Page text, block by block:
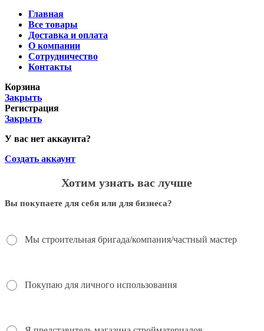
Главная
Все товары
Доставка и оплата
О компании
Сотрудничество
Контакты
Корзина
Закрыть
Регистрация
Закрыть
У вас нет аккаунта?
Создать аккаунт
Хотим узнать вас лучше
Вы покупаете для себя или для бизнеса?
Мы строительная бригада/компания/частный мастер
Покупаю для личного использования